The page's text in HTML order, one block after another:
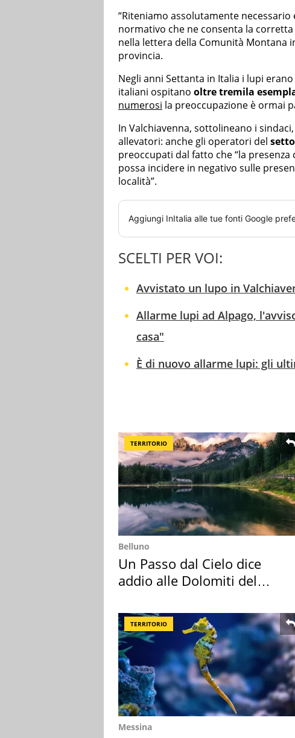
“Riteniamo assolutamente
normativo che ne consenta la
nella lettera della Comunità Montana
provincia.
Negli anni Settanta in Italia i lupi
italiani ospitano oltre tremila
numerosi la preoccupazione è ormai
In Valchiavenna, sottolineano i
allevatori: anche gli operatori del
preoccupati dal fatto che “la
possa incidere in negativo sulle
località”.
Aggiungi InItalia alle tue fonti Google
SCELTI PER VOI:
Avvistato un lupo in
Allarme lupi ad Alpago,
casa"
È di nuovo allarme lupi: gli
TERRITORIO
Belluno
Un Passo dal Cielo dice
addio alle Dolomiti del
TERRITORIO
Messina